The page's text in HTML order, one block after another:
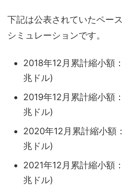
下記は公表されていたペー
シミュレーションです。
2018年12月累計縮小額
兆ドル)
2019年12月累計縮小額
兆ドル)
2020年12月累計縮小額
兆ドル)
2021年12月累計縮小額
兆ドル)